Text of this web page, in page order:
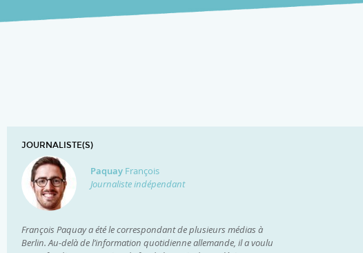
JOURNALISTE(S)
Paquay François
Journaliste indépendant
François Paquay a été le correspondant de plusieurs médias à
Berlin. Au-delà de l’information quotidienne allemande, il a voulu